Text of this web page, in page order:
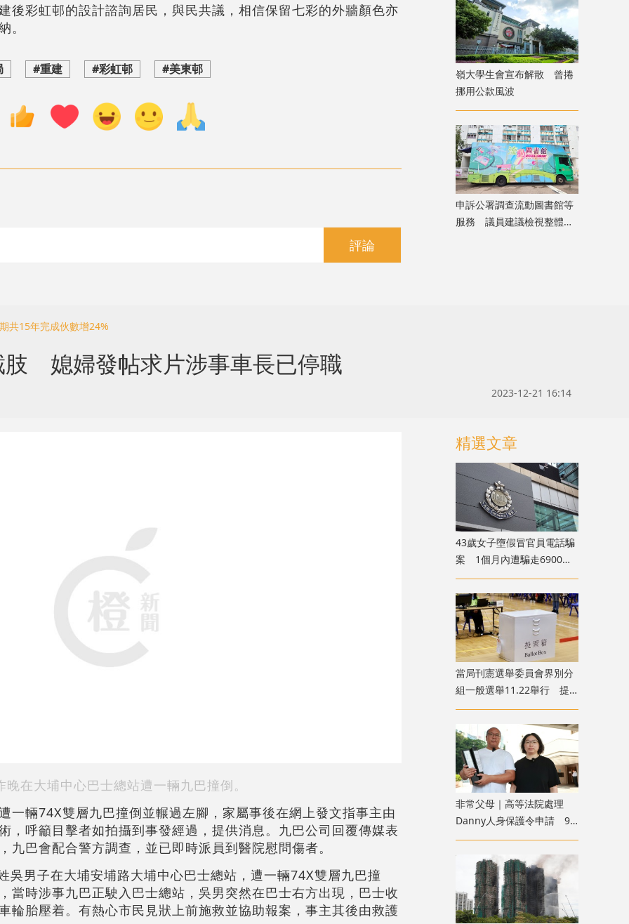
後彩虹邨的設計諮詢居民，與民共議，相信保留七彩的外牆顏色亦
。
#重建 #彩虹邨 #美東邨
評論
嶺大學生會宣布解散 曾捲
挪用公款風波
申訴公署調查流動圖書館等
服務 議員建議檢視整體佈
共15年完成伙數增24%
肢 媳婦發帖求片涉事車長已停職
2023-12-21 16:14
晚在大埔中心巴士總站遭一輛九巴撞倒。
一輛74X雙層九巴撞倒並輾過左腳，家屬事後在網上發文指事主由
，呼籲目擊者如拍攝到事發經過，提供消息。九巴公司回覆傳媒表
九巴會配合警方調查，並已即時派員到醫院慰問傷者。
吳男子在大埔安埔路大埔中心巴士總站，遭一輛74X雙層九巴撞
當時涉事九巴正駛入巴士總站，吳男突然在巴士右方出現，巴士收
輪胎壓着。有熱心市民見狀上前施救並協助報案，事主其後由救護
精選文章
43歲女子墮假冒官員電話騙
案 1個月內遭騙走6900萬
元
當局刊憲選舉委員會界別分
組一般選舉11.22舉行 提
名期10.7開始
非常父母｜高等法院處理
Danny人身保護令申請 9
月底前頒下裁決